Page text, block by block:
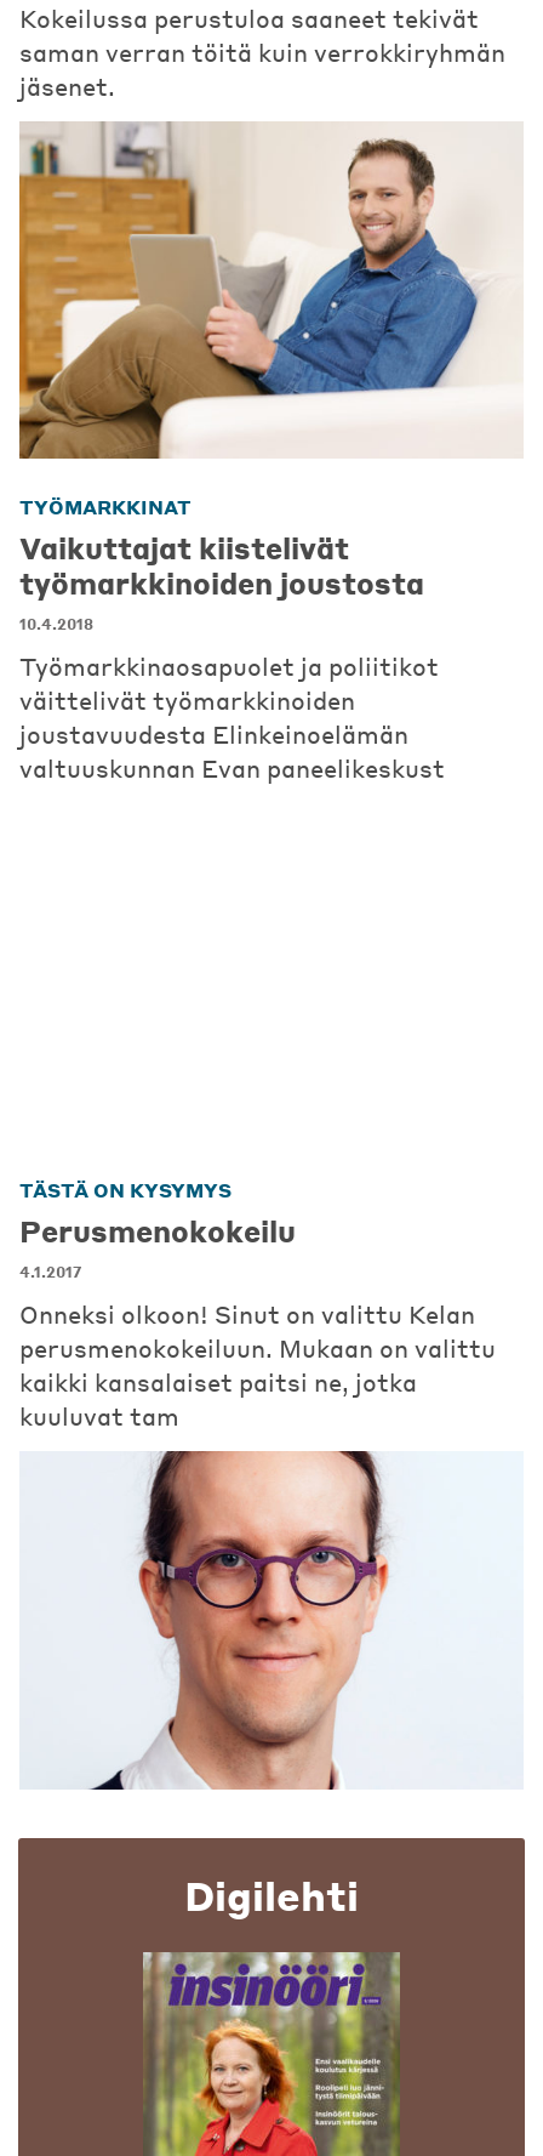
Kokeilussa perustuloa saaneet tekivät
saman verran töitä kuin verrokkiryhmän
jäsenet.
TYÖMARKKINAT
Vaikuttajat kiistelivät
työmarkkinoiden joustosta
10.4.2018
Työmarkkinaosapuolet ja poliitikot
väittelivät työmarkkinoiden
joustavuudesta Elinkeinoelämän
valtuuskunnan Evan paneelikeskust
TÄSTÄ ON KYSYMYS
Perusmenokokeilu
4.1.2017
Onneksi olkoon! Sinut on valittu Kelan
perusmenokokeiluun. Mukaan on valittu
kaikki kansalaiset paitsi ne, jotka
kuuluvat tam
Digilehti